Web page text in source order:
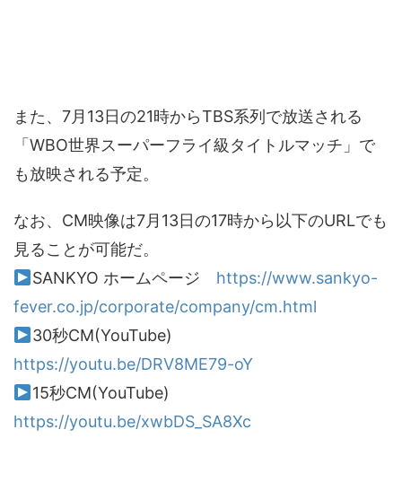
また、7月13日の21時からTBS系列で放送される
「WBO世界スーパーフライ級タイトルマッチ」で
も放映される予定。
なお、CM映像は7月13日の17時から以下のURLでも
見ることが可能だ。
SANKYO ホームページ https://www.sankyo-
fever.co.jp/corporate/company/cm.html
30秒CM(YouTube)
https://youtu.be/DRV8ME79-oY
15秒CM(YouTube)
https://youtu.be/xwbDS_SA8Xc